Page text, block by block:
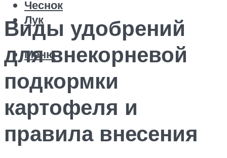
Чеснок
Лук
Меню
Виды удобрений
для внекорневой
подкормки
картофеля и
правила внесения